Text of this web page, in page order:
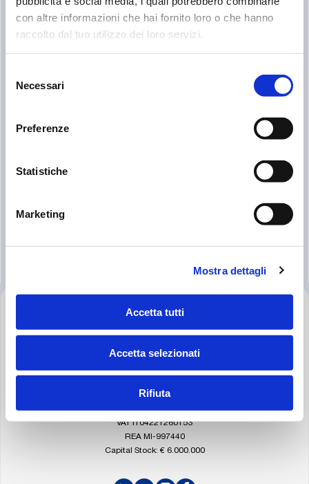
con altre informazioni che hai fornito loro o che hanno
raccolto dal tuo utilizzo dei loro servizi.
delNecessari
Preferenze
Statistiche
Marketing
Mostra dettagli
Accetta tutti
Accetta selezionati
Rifiuta
FOOTER
to
Filtri
Via 1° Maggio, 3
20042 Pessano con Bornago – Milan – Italy
VAT IT04221260153
REA MI-997440
Capital Stock: € 6.000.000